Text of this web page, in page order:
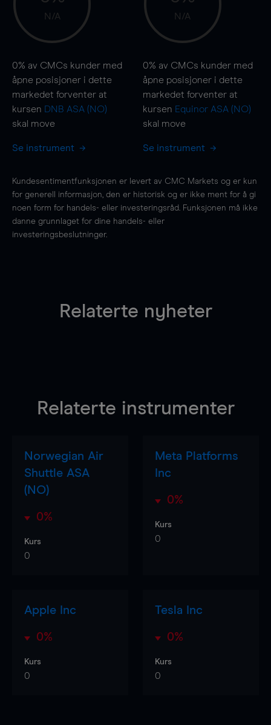
N/A
0% av CMCs kunder med
åpne posisjoner i dette
markedet forventer at
kursen DNB ASA (NO)
skal move
Se instrument
N/A
0% av CMCs kunder med
åpne posisjoner i dette
markedet forventer at
kursen Equinor ASA (NO)
skal move
Se instrument
Kundesentimentfunksjonen er levert av CMC Markets og er kun
for generell informasjon, den er historisk og er ikke ment for å gi
noen form for handels- eller investeringsråd. Funksjonen må ikke
danne grunnlaget for dine handels- eller
investeringsbeslutninger.
Relaterte nyheter
Relaterte instrumenter
Norwegian Air
Shuttle ASA
(NO)
0%
Kurs
0
Meta Platforms
Inc
0%
Kurs
0
Apple Inc
0%
Kurs
0
Tesla Inc
0%
Kurs
0